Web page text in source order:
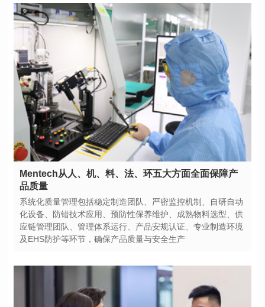
品质量
及EHS防护等环节，确保产品质量与安全生产